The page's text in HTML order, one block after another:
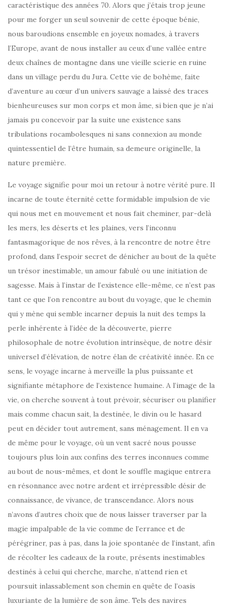
caractéristique des années 70. Alors que j’étais trop jeune
pour me forger un seul souvenir de cette époque bénie,
nous baroudions ensemble en joyeux nomades, à travers
l’Europe, avant de nous installer au ceux d’une vallée entre
deux chaînes de montagne dans une vieille scierie en ruine
dans un village perdu du Jura. Cette vie de bohème, faite
d’aventure au cœur d’un univers sauvage a laissé des traces
bienheureuses sur mon corps et mon âme, si bien que je n’ai
jamais pu concevoir par la suite une existence sans
tribulations rocambolesques ni sans connexion au monde
quintessentiel de l’être humain, sa demeure originelle, la
nature première.
Le voyage signifie pour moi un retour à notre vérité pure. Il
incarne de toute éternité cette formidable impulsion de vie
qui nous met en mouvement et nous fait cheminer, par-delà
les mers, les déserts et les plaines, vers l’inconnu
fantasmagorique de nos rêves, à la rencontre de notre être
profond, dans l’espoir secret de dénicher au bout de la quête
un trésor inestimable, un amour fabulé ou une initiation de
sagesse. Mais à l’instar de l’existence elle-même, ce n’est pas
tant ce que l’on rencontre au bout du voyage, que le chemin
qui y mène qui semble incarner depuis la nuit des temps la
perle inhérente à l’idée de la découverte, pierre
philosophale de notre évolution intrinsèque, de notre désir
universel d’élévation, de notre élan de créativité innée. En ce
sens, le voyage incarne à merveille la plus puissante et
signifiante métaphore de l’existence humaine. A l’image de la
vie, on cherche souvent à tout prévoir, sécuriser ou planifier
mais comme chacun sait, la destinée, le divin ou le hasard
peut en décider tout autrement, sans ménagement. Il en va
de même pour le voyage, où un vent sacré nous pousse
toujours plus loin aux confins des terres inconnues comme
au bout de nous-mêmes, et dont le souffle magique entrera
en résonnance avec notre ardent et irrépressible désir de
connaissance, de vivance, de transcendance. Alors nous
n’avons d’autres choix que de nous laisser traverser par la
magie impalpable de la vie comme de l’errance et de
pérégriner, pas à pas, dans la joie spontanée de l’instant, afin
de récolter les cadeaux de la route, présents inestimables
destinés à celui qui cherche, marche, n’attend rien et
poursuit inlassablement son chemin en quête de l’oasis
luxuriante de la lumière de son âme. Tels des navires